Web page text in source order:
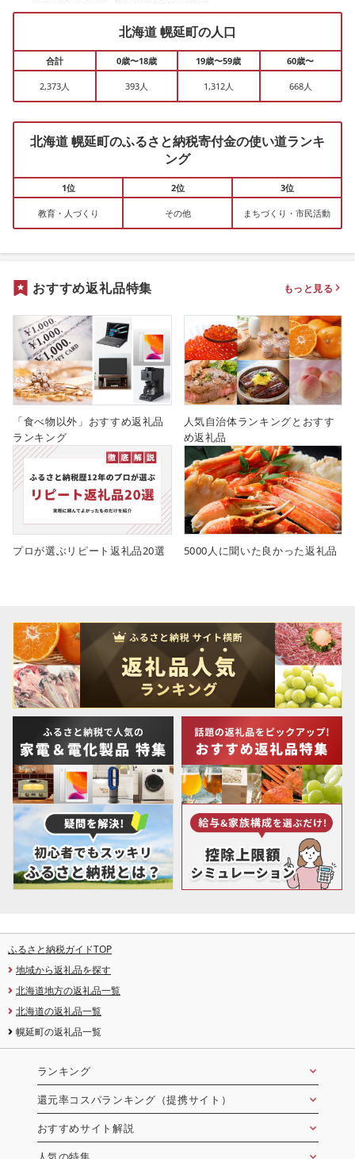
北海道 幌延町の人口
合計
2,373人
0歳〜18歳
393人
19歳〜59歳
1,312人
60歳〜
668人
北海道 幌延町のふるさと納税寄付金の使い道ランキ
ング
1位
教育・人づくり
2位
その他
3位
まちづくり・市民活動
おすすめ返礼品特集 もっと見る
「食べ物以外」おすすめ返礼品
ランキング
人気自治体ランキングとおすす
め返礼品
プロが選ぶリピート返礼品20選 5000人に聞いた良かった返礼品
ふるさと納税ガイドTOP
地域から返礼品を探す
北海道地方の返礼品一覧
北海道の返礼品一覧
幌延町の返礼品一覧
ランキング
還元率コスパランキング（提携サイト）
おすすめサイト解説